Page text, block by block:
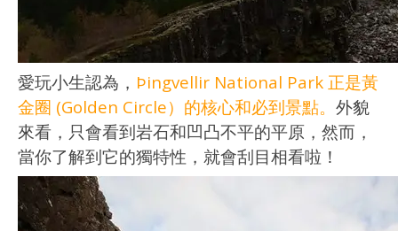
愛玩小生認為， Þingvellir National Park 正是黃
金圈 (Golden Circle）的核心和必到景點。 外貌
來看，只會看到岩石和凹凸不平的平原，然而，
當你了解到它的獨特性，就會刮目相看啦！